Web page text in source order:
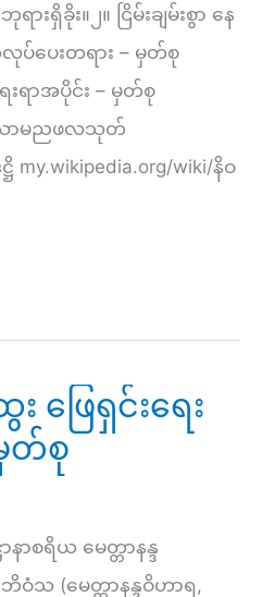
ားရှိခိုး။၂။ ငြိမ်းချမ်းစွာ နေ
လုပ်ပေးတရား – မှတ်စု
ရာအပိုင်း – မှတ်စု
သာမညဖလသုတ်
ဌိ my.wikipedia.org/wiki/နိဝ
ြေရှင်းရေး
တ်စု
ာစရိယ မေတ္တာနန္ဒ
သ (မေတ္တာနန္ဒဝိဟာရ,